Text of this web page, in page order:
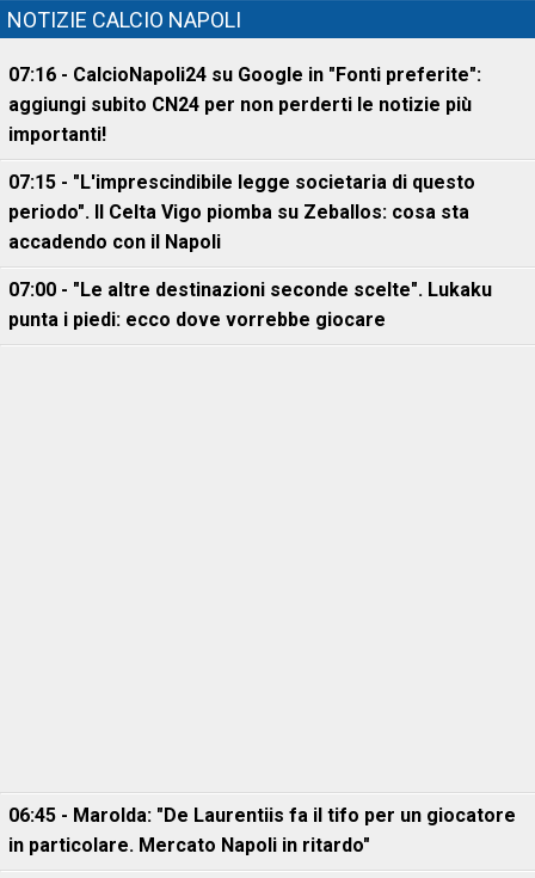
NOTIZIE CALCIO NAPOLI
07:16 - CalcioNapoli24 su Google in "Fonti preferite":
aggiungi subito CN24 per non perderti le notizie più
importanti!
07:15 - "L'imprescindibile legge societaria di questo
periodo". Il Celta Vigo piomba su Zeballos: cosa sta
accadendo con il Napoli
07:00 - "Le altre destinazioni seconde scelte". Lukaku
punta i piedi: ecco dove vorrebbe giocare
06:45 - Marolda: "De Laurentiis fa il tifo per un giocatore
in particolare. Mercato Napoli in ritardo"